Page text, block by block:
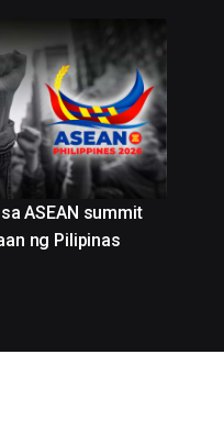
ASEAN summit
ng Pilipinas